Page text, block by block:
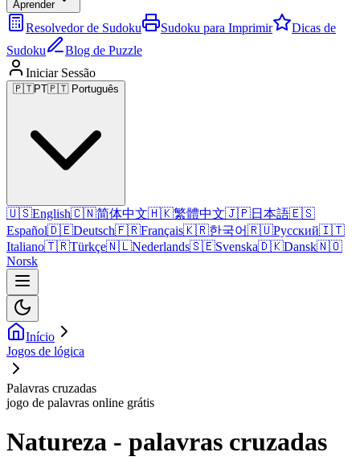
Aprender
Resolvedor de Sudoku Sudoku para Imprimir
Dicas de
Sudoku
Blog de Puzzle
Iniciar Sessão
🇵🇹PT🇵🇹 Português
🇺🇸English🇨🇳简体中文🇭🇰繁體中文🇯🇵日本語🇪🇸
Español🇩🇪Deutsch🇫🇷Français🇰🇷한국어🇷🇺Русский🇮🇹
Italiano🇹🇷Türkçe🇳🇱Nederlands🇸🇪Svenska🇩🇰Dansk🇳🇴
Norsk
Início
Jogos de lógica
Palavras cruzadas
jogo de palavras online grátis
Natureza - palavras cruzadas